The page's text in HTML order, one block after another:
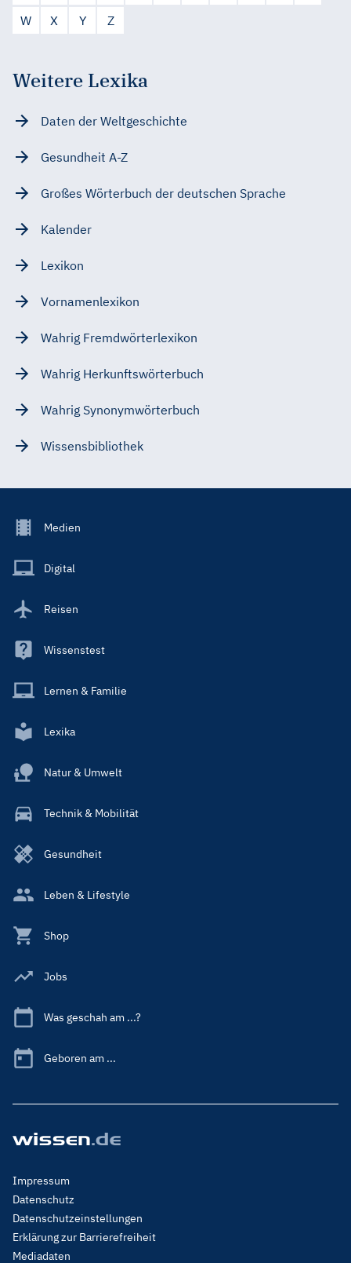
W
X Y Z
Weitere Lexika
Daten der Weltgeschichte
Gesundheit A-Z
Großes Wörterbuch der deutschen Sprache
Kalender
Lexikon
Vornamenlexikon
Wahrig Fremdwörterlexikon
Wahrig Herkunftswörterbuch
Wahrig Synonymwörterbuch
Wissensbibliothek
Footer
Main
Medien
Digital
Reisen
Wissenstest
Lernen & Familie
Lexika
Natur & Umwelt
Technik & Mobilität
Gesundheit
Leben & Lifestyle
Shop
Jobs
Was geschah am ...?
Geboren am ...
Footer
Menu
Legal
Impressum
Datenschutz
Datenschutzeinstellungen
Erklärung zur Barrierefreiheit
Mediadaten